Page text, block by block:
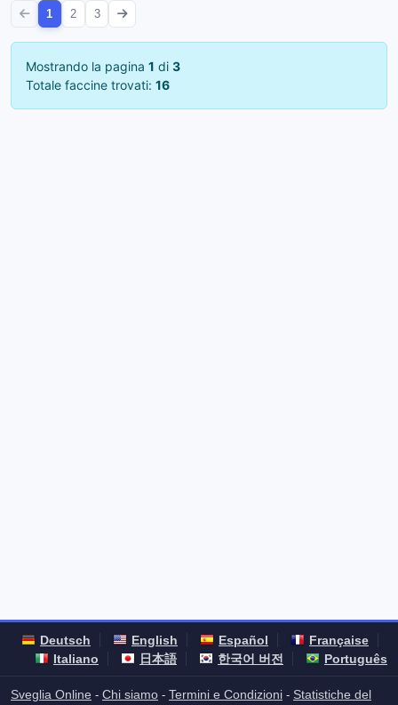
1 2 3
Mostrando la pagina 1 di 3
Totale faccine trovati: 16
Deutsch English Español
Française
Italiano
日本語 한국어 버전 Português
Sveglia Online - Chi siamo - Termini e Condizioni - Statistiche del